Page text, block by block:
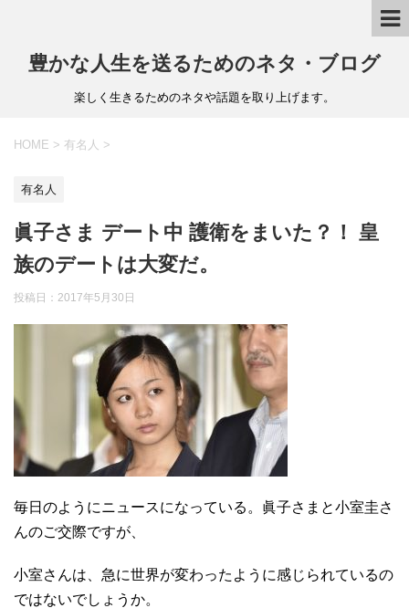
豊かな人生を送るためのネタ・ブログ
楽しく生きるためのネタや話題を取り上げます。
HOME > 有名人 >
有名人
眞子さま デート中 護衛をまいた？！ 皇
族のデートは大変だ。
投稿日： 2017年5月30日
毎日のようにニュースになっている。眞子さまと小室圭さ
んのご交際ですが、
小室さんは、急に世界が変わったように感じられているの
ではないでしょうか。